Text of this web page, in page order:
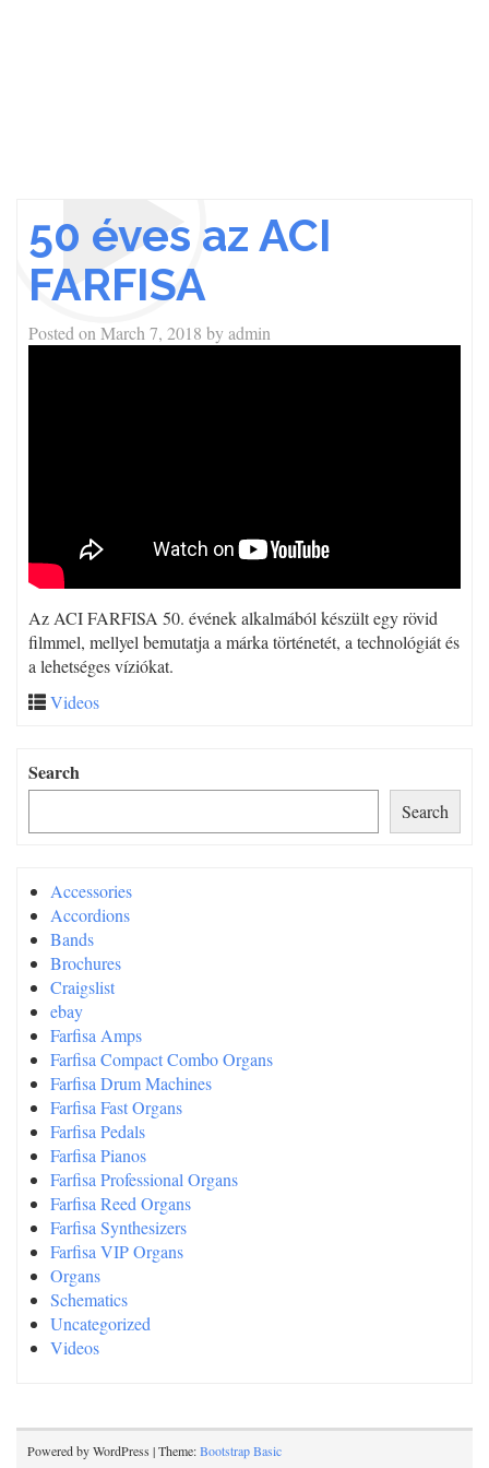
50 éves az ACI
FARFISA
Posted on March 7, 2018 byadmin
Az ACI FARFISA 50. évének alkalmából készült egy rövid
filmmel, mellyel bemutatja a márka történetét, a technológiát és
a lehetséges víziókat.
Videos
Search
Search
Accessories
Accordions
Bands
Brochures
Craigslist
ebay
Farfisa Amps
Farfisa Compact Combo Organs
Farfisa Drum Machines
Farfisa Fast Organs
Farfisa Pedals
Farfisa Pianos
Farfisa Professional Organs
Farfisa Reed Organs
Farfisa Synthesizers
Farfisa VIP Organs
Organs
Schematics
Uncategorized
Videos
Powered by WordPress | Theme:Bootstrap Basic